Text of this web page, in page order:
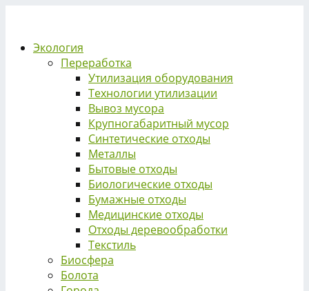
Экология
Переработка
Утилизация оборудования
Технологии утилизации
Вывоз мусора
Крупногабаритный мусор
Синтетические отходы
Металлы
Бытовые отходы
Биологические отходы
Бумажные отходы
Медицинские отходы
Отходы деревообработки
Текстиль
Биосфера
Болота